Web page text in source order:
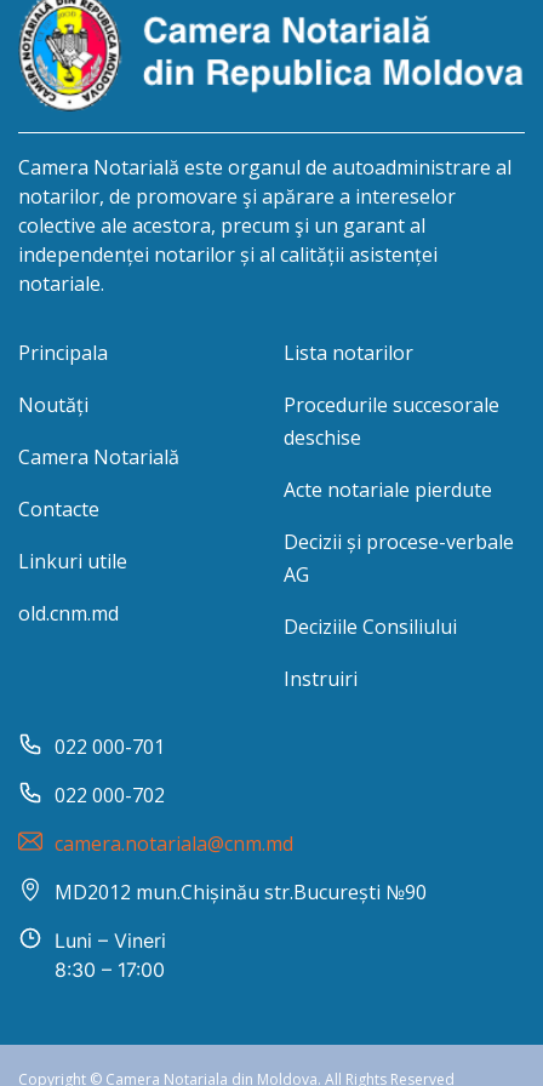
cet.Gurușciuc Ana, cetățeană moldoveană, a.n. 26
ianuarie […]
Camera Notarială este organul de autoadministrare al
notarilor, de promovare şi apărare a intereselor
colective ale acestora, precum şi un garant al
independenței notarilor și al calității asistenței
notariale.
Principala
Noutăți
Camera Notarială
Contacte
Linkuri utile
old.cnm.md
Lista notarilor
Procedurile succesorale
deschise
Acte notariale pierdute
Decizii și procese-verbale
AG
Deciziile Consiliului
Instruiri
022 000-701
022 000-702
camera.notariala@cnm.md
MD2012 mun.Chișinău str.București №90
Luni – Vineri
8:30 – 17:00
Copyright © Camera Notariala din Moldova. All Rights Reserved